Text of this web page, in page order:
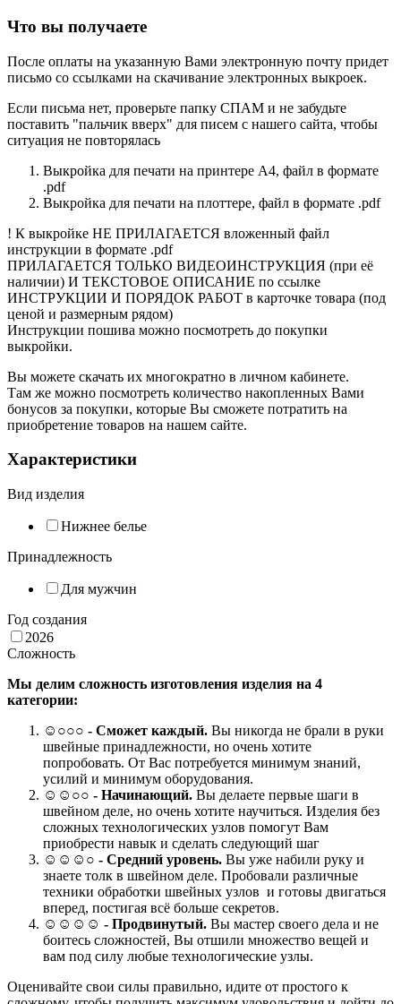
Что вы получаете
После оплаты на указанную Вами электронную почту придет
письмо со ссылками на скачивание электронных выкроек.
Если письма нет, проверьте папку СПАМ и не забудьте
поставить "пальчик вверх" для писем с нашего сайта, чтобы
ситуация не повторялась
Выкройка для печати на принтере А4, файл в формате
.pdf
Выкройка для печати на плоттере, файл в формате .pdf
! К выкройке НЕ ПРИЛАГАЕТСЯ вложенный файл
инструкции в формате .pdf
ПРИЛАГАЕТСЯ ТОЛЬКО ВИДЕОИНСТРУКЦИЯ (при её
наличии) И ТЕКСТОВОЕ ОПИСАНИЕ по ссылке
ИНСТРУКЦИИ И ПОРЯДОК РАБОТ в карточке товара (под
ценой и размерным рядом)
Инструкции пошива можно посмотреть до покупки
выкройки.
Вы можете скачать их многократно в личном кабинете.
Там же можно посмотреть количество накопленных Вами
бонусов за покупки, которые Вы сможете потратить на
приобретение товаров на нашем сайте.
Характеристики
Вид изделия
Нижнее белье
Принадлежность
Для мужчин
Год создания
2026
Сложность
Мы делим сложность изготовления изделия на 4
категории:
☺ ○○○ - Сможет каждый. Вы никогда не брали в руки
швейные принадлежности, но очень хотите
попробовать. От Вас потребуется минимум знаний,
усилий и минимум оборудования.
☺☺○○ - Начинающий. Вы делаете первые шаги в
швейном деле, но очень хотите научиться. Изделия без
сложных технологических узлов помогут Вам
приобрести навык и сделать следующий шаг
☺☺☺○ - Средний уровень. Вы уже набили руку и
знаете толк в швейном деле. Пробовали различные
техники обработки швейных узлов и готовы двигаться
вперед, постигая всё больше секретов.
☺☺☺☺ - Продвинутый. Вы мастер своего дела и не
боитесь сложностей, Вы отшили множество вещей и
вам под силу любые технологические узлы.
Оценивайте свои силы правильно, идите от простого к